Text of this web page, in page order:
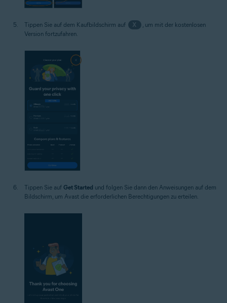
Tippen Sie auf dem Kaufbildschirm auf X
, um mit der kostenlosen
Version fortzufahren.
Tippen Sie auf Get Started und folgen Sie dann den Anweisungen auf dem
Bildschirm, um Avast die erforderlichen Berechtigungen zu erteilen.